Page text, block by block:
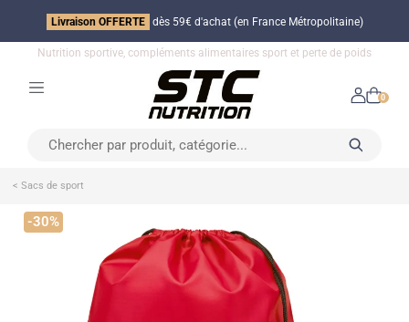
Livraison OFFERTE dès 59€ d'achat (en France Métropolitaine)
Nutrition sportive, compléments alimentaires sport et perte de poids
0
< Sacs de sport
-30%